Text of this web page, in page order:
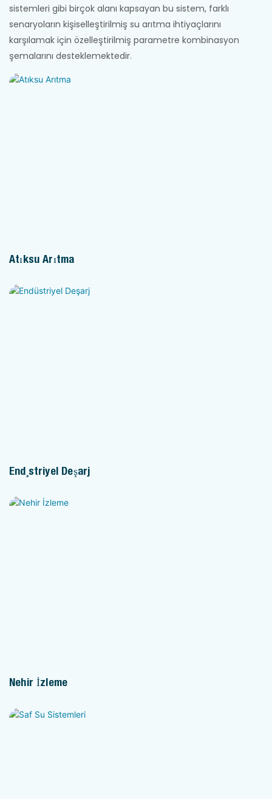
sistemleri gibi birçok alanı kapsayan bu sistem, farklı
senaryoların kişiselleştirilmiş su arıtma ihtiyaçlarını
karşılamak için özelleştirilmiş parametre kombinasyon
şemalarını desteklemektedir.
Atıksu Arıtma
Endüstriyel Deşarj
Nehir İzleme